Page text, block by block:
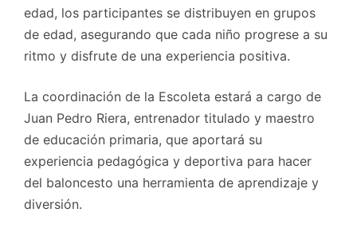
edad, los participantes se distribuyen en grupos
de edad, asegurando que cada niño progrese a su
ritmo y disfrute de una experiencia positiva.
La coordinación de la Escoleta estará a cargo de
Juan Pedro Riera, entrenador titulado y maestro
de educación primaria, que aportará su
experiencia pedagógica y deportiva para hacer
del baloncesto una herramienta de aprendizaje y
diversión.